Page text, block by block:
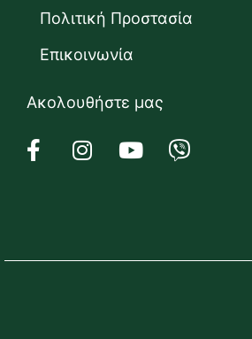
Πολιτική Προστασία
Επικοινωνία
Ακολουθήστε μας